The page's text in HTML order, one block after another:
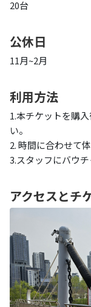
20台
公休日
11月~2月
利用方法
1.本チケットを購
い。
2. 時間に合わせて
3.スタッフにバウ
アクセスとチ